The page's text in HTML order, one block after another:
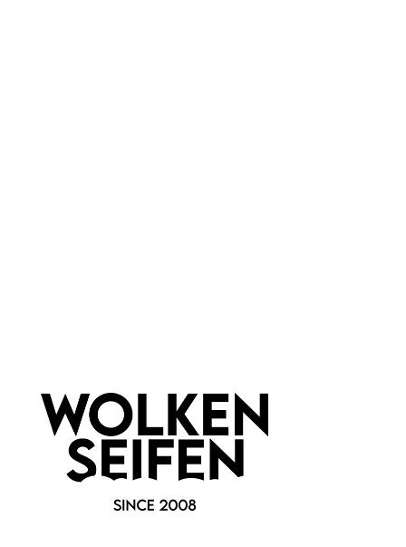
Informationen
Gesetzliche Informationen
Wissenswertes